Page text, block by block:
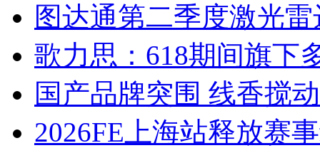
图达通第二季度激光
歌力思：618期间旗下
国产品牌突围 线香搅
2026FE上海站释放赛